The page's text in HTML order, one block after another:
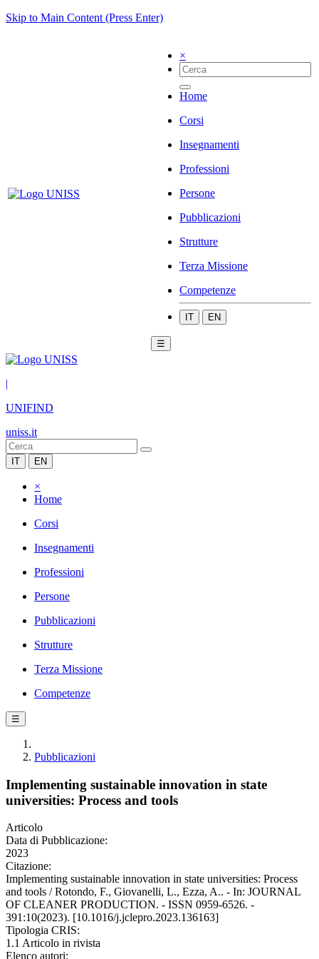
Skip to Main Content (Press Enter)
×
Home
Corsi
Insegnamenti
Professioni
Persone
Pubblicazioni
Strutture
Terza Missione
Competenze
IT EN
☰
|
UNIFIND
uniss.it
IT EN
×
Home
Corsi
Insegnamenti
Professioni
Persone
Pubblicazioni
Strutture
Terza Missione
Competenze
☰
Pubblicazioni
Implementing sustainable innovation in state
universities: Process and tools
Articolo
Data di Pubblicazione:
2023
Citazione:
Implementing sustainable innovation in state universities: Process
and tools / Rotondo, F., Giovanelli, L., Ezza, A.. - In: JOURNAL
OF CLEANER PRODUCTION. - ISSN 0959-6526. -
391:10(2023). [10.1016/j.jclepro.2023.136163]
Tipologia CRIS:
1.1 Articolo in rivista
Elenco autori: